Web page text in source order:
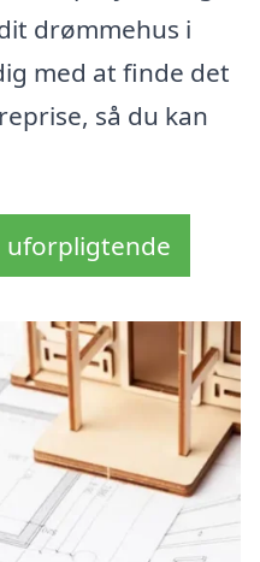
drømmehus i
med at finde det
så du kan
uforpligtende